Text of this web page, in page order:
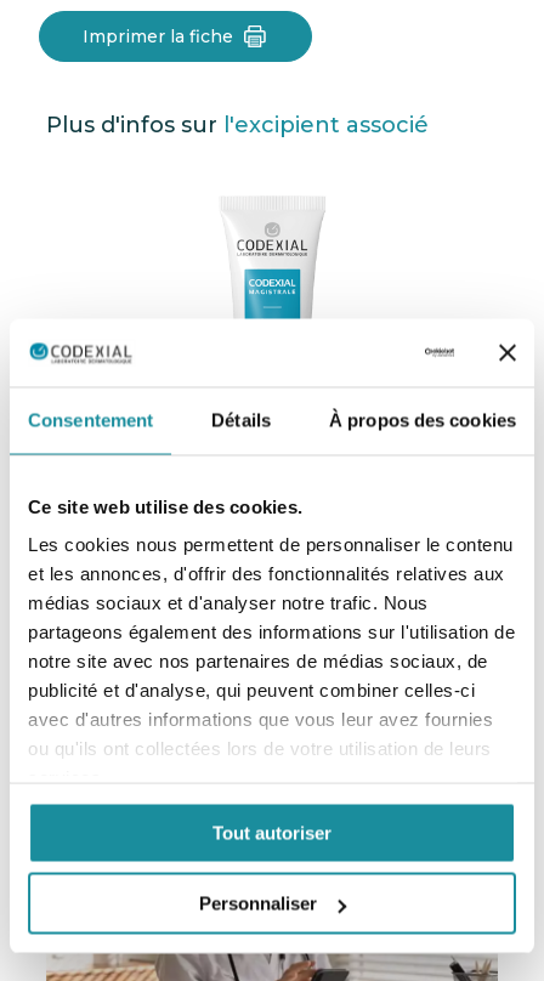
Consentement Détails À propos des cookies
Ce site web utilise des cookies.
Les cookies nous permettent de personnaliser le contenu
et les annonces, d'offrir des fonctionnalités relatives aux
médias sociaux et d'analyser notre trafic. Nous
partageons également des informations sur l'utilisation de
notre site avec nos partenaires de médias sociaux, de
publicité et d'analyse, qui peuvent combiner celles-ci
avec d'autres informations que vous leur avez fournies
ou qu'ils ont collectées lors de votre utilisation de leurs
Tout autoriser
Personnaliser
Imprimer la fiche
Plus d'infos sur l'excipient associé
Codexial Obase
EXCIPIENT DERMATOLOGIQUE
En savoir plus